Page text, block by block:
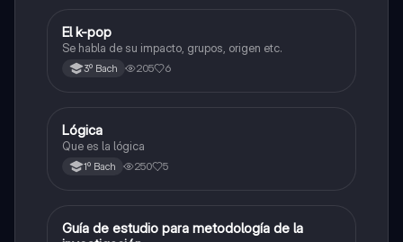
Historia universal contemporánea
El k-pop
Se habla de su impacto, grupos, origen etc.
3º Bach 205 6
Introducción a las ciencias sociales
Lógica
Que es la lógica
1º Bach 250 5
Introducción a las ciencias sociales
Guía de estudio para metodología de la